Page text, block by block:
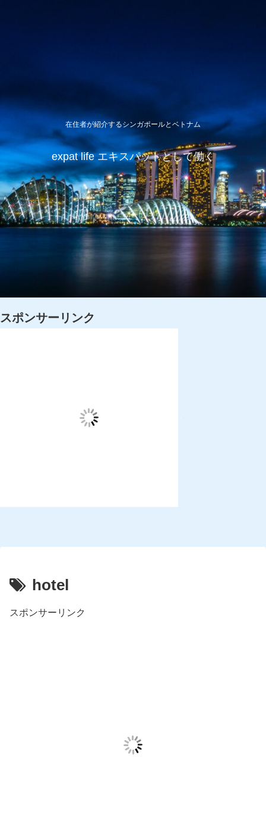
在住者が紹介するシンガポールとベトナム
expat life エキスパットとして働く
スポンサーリンク
hotel
スポンサーリンク